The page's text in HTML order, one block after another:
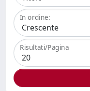
In ordine:
Risultati/Pagina